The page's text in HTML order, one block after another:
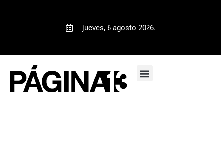
jueves, 6 agosto 2026.